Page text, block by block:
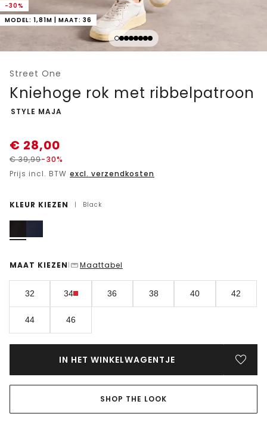
-30%
MODEL: 1,81M | MAAT: 36
Street One
Kniehoge rok met ribbelpatroon
-
STYLE MAJA
€ 28,00
€39,99-30%
Prijs incl. BTW excl. verzendkosten
KLEUR KIEZEN | Black
MAAT KIEZEN | Maattabel
32 34 36 38 40 42
44 46
IN HET WINKELWAGENTJE
SHOP THE LOOK